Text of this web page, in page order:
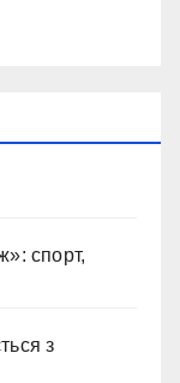
спорт,
з